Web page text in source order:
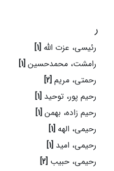
ر
رئیسی، عزت الله [1]
رامشت، محمدحسین [1]
رحمتی، مریم [2]
رحیم پور، توحید [1]
رحیم زاده، بهمن [1]
رحیمی، الهه [1]
رحیمی، امید [1]
رحیمی، حبیب [2]